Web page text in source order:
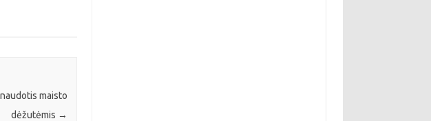
maisto
dėžutėmis →